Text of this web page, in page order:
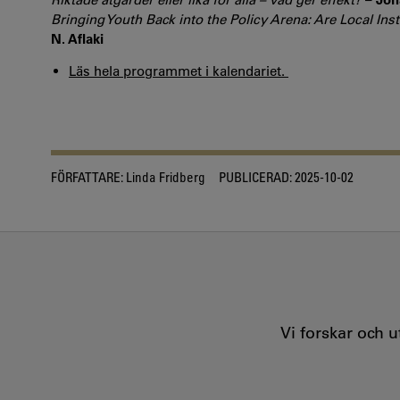
Bringing Youth Back into the Policy Arena: Are Local
N. Aflaki
Läs hela programmet i kalendariet.
FÖRFATTARE: Linda Fridberg PUBLICERAD:2025-10-02
Vi forskar och